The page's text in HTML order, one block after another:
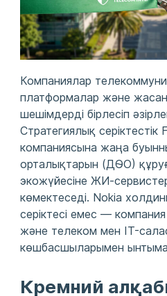
Компаниялар
платформалар және
шешімдерді бірлесіп
Стратегиялық
компаниясына жаңа
орталықтарын (ДӨО)
экожүйесіне ЖИ-
көмектеседі. Nokia
серіктесі емес —
және телеком мен IT-
көшбасшыларымен
Кремний